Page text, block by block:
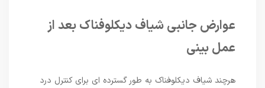
عوارض جانبی شیاف دیکلوفناک بعد از
عمل بینی
هرچند شیاف دیکلوفناک به ‌طور گسترده ‌ای برای کنترل درد